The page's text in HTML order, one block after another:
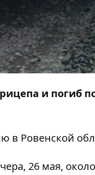
и погиб
в Ровенской
26 мая, около